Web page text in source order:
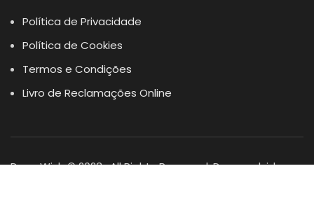
Política de Privacidade
Política de Cookies
Termos e Condições
Livro de Reclamações Online
Dogs Wish © 2023 . All Rights Reserved. Desenvolvido por